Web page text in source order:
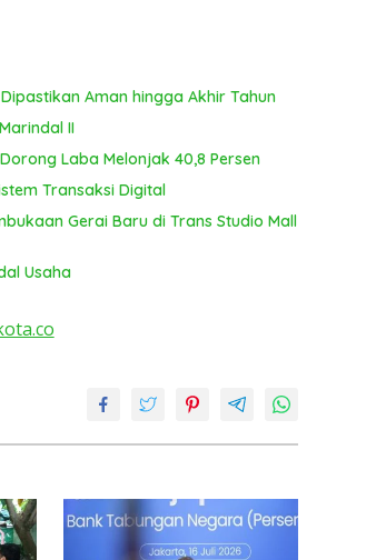
Aman hingga Akhir Tahun
II
Laba Melonjak 40,8 Persen
Transaksi Digital
Gerai Baru di Trans Studio Mall
Usaha